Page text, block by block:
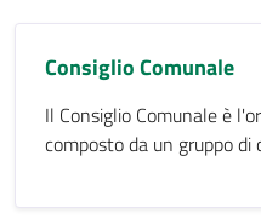
Consiglio Comunale
Il Consiglio Comunale è
composto da un gruppo